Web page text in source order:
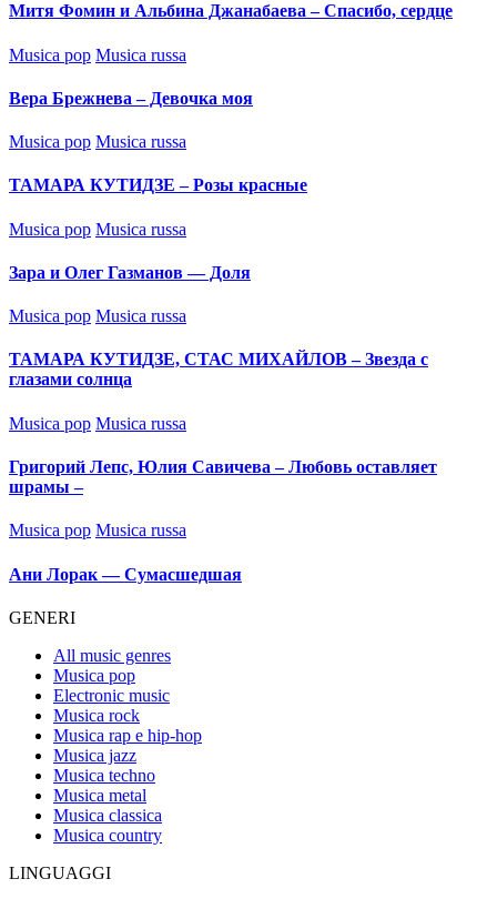
Митя Фомин и Альбина Джанабаева – Спасибо, сердце
Posted
Musica pop Musica russa
Вера Брежнева – Девочка моя
Posted
Musica pop Musica russa
ТАМАРА КУТИДЗЕ – Розы красные
Posted
Musica pop Musica russa
Зара и Олег Газманов — Доля
Posted
Musica pop Musica russa
ТАМАРА КУТИДЗЕ, СТАС МИХАЙЛОВ – Звезда с
глазами солнца
Posted
Musica pop Musica russa
Григорий Лепс, Юлия Савичева – Любовь оставляет
шрамы –
Posted
Musica pop Musica russa
Ани Лорак — Сумасшедшая
GENERI
All music genres
Musica pop
Electronic music
Musica rock
Musica rap e hip-hop
Musica jazz
Musica techno
Musica metal
Musica classica
Musica country
LINGUAGGI